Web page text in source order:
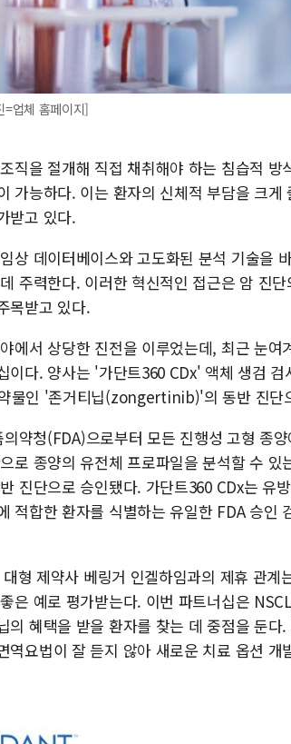
=업체 홈페이지]
직을 절개해 직접 채취해야 하는 침습적
가능하다. 이는 환자의 신체적 부담을 크
받고 있다.
상 데이터베이스와 고도화된 분석 기술을
주력한다. 이러한 혁신적인 접근은 암 진
목받고 있다.
에서 상당한 진전을 이루었는데, 최근 눈
이다. 양사는 '가단트360 CDx' 액체 생검
물인 '존거티닙(zongertinib)'의 동반 진단
약청(FDA)으로부터 모든 진행성 고형 종
로 종양의 유전체 프로파일을 분석할 수 있
진단으로 승인됐다. 가단트360 CDx는 유
적합한 환자를 식별하는 유일한 FDA 승인
형 제약사 베링거 인겔하임과의 제휴 관계
은 예로 평가받는다. 이번 파트너십은
의 혜택을 받을 환자를 찾는 데 중점을 둔
역요법이 잘 듣지 않아 새로운 치료 옵션 개